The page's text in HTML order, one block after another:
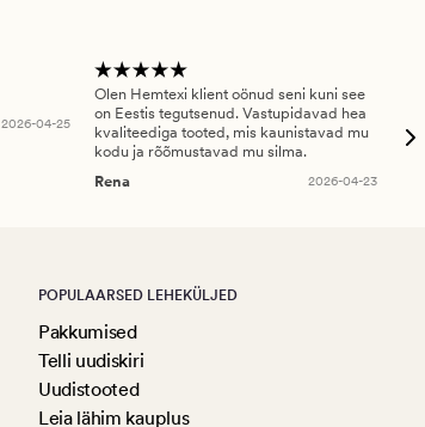
2026-04-25
Olen Hemtexi klient oönud seni kuni see
on Eestis tegutsenud. Vastupidavad hea
kvaliteediga tooted, mis kaunistavad mu
kodu ja rõõmustavad mu silma.
Rena
2026-04-23
POPULAARSED LEHEKÜLJED
Pakkumised
Telli uudiskiri
Uudistooted
Leia lähim kauplus